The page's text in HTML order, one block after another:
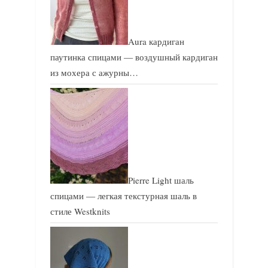
Aura кардиган
паутинка спицами — воздушный кардиган
из мохера с ажурны…
Pierre Light шаль
спицами — легкая текстурная шаль в
стиле Westknits